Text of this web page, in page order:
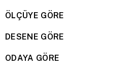
ÖLÇÜYE GÖRE
DESENE GÖRE
ODAYA GÖRE